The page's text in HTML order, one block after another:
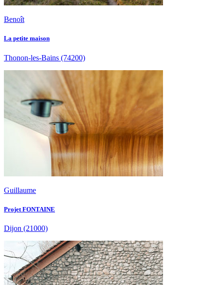
Benoît
La petite maison
Thonon-les-Bains (74200)
Guillaume
Projet FONTAINE
Dijon (21000)